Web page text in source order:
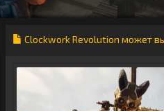
Clockwork Revolution может